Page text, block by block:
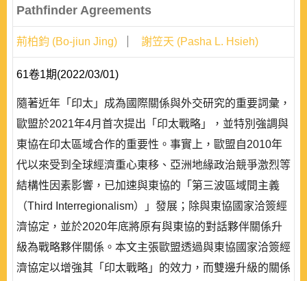
Pathfinder Agreements
荊柏鈞 (Bo-jiun Jing) 謝笠天 (Pasha L. Hsieh)
61卷1期(2022/03/01)
隨著近年「印太」成為國際關係與外交研究的重要詞彙，
歐盟於2021年4月首次提出「印太戰略」，並特別強調與
東協在印太區域合作的重要性。事實上，歐盟自2010年
代以來受到全球經濟重心東移、亞洲地緣政治競爭激烈等
結構性因素影響，已加速與東協的「第三波區域間主義
（Third Interregionalism）」發展；除與東協國家洽簽經
濟協定，並於2020年底將原有與東協的對話夥伴關係升
級為戰略夥伴關係。本文主張歐盟透過與東協國家洽簽經
濟協定以增強其「印太戰略」的效力，而雙邊升級的關係